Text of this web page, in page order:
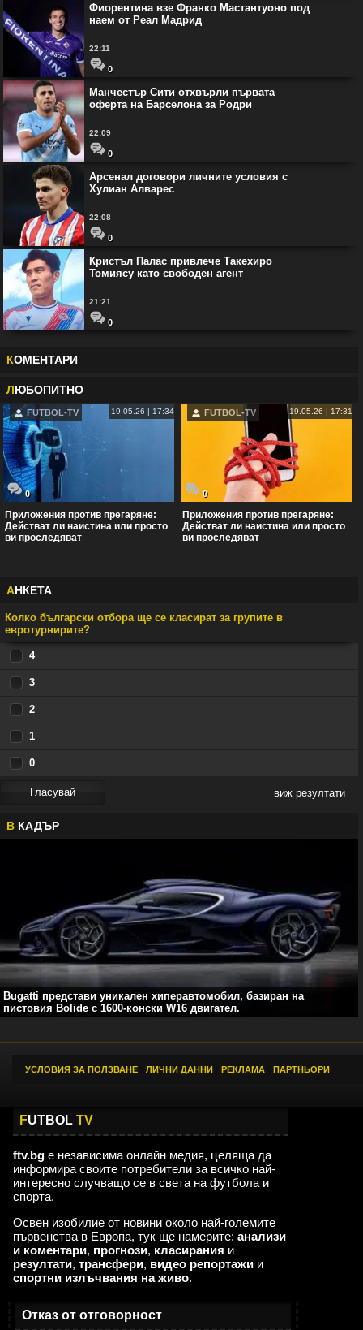
Фиорентина взе Франко Мастантуоно под
наем от Реал Мадрид
22:11
0
Манчестър Сити отхвърли първата
оферта на Барселона за Родри
22:09
0
Арсенал договори личните условия с
Хулиан Алварес
22:08
0
Кристъл Палас привлече Такехиро
Томиясу като свободен агент
21:21
0
КОМЕНТАРИ
ЛЮБОПИТНО
FUTBOL-TV 19.05.26 | 17:34
0
Приложения против прегаряне:
Действат ли наистина или просто
ви проследяват
FUTBOL-TV 19.05.26 | 17:31
0
Приложения против прегаряне:
Действат ли наистина или просто
ви проследяват
АНКЕТА
Колко български отбора ще се класират за групите в
евротурнирите?
4
3
2
1
0
виж резултати
В КАДЪР
Bugatti представи уникален хиперавтомобил, базиран на
пистовия Bolide с 1600-конски W16 двигател.
УСЛОВИЯ ЗА ПОЛЗВАНЕ ЛИЧНИ ДАННИ РЕКЛАМА ПАРТНЬОРИ
FUTBOL TV
ftv.bg е независима онлайн медия, целяща да
информира своите потребители за всичко най-
интересно случващо се в света на футбола и
спорта.
Освен изобилие от новини около най-големите
първенства в Европа, тук ще намерите: анализи
и коментари, прогнози, класирания и
резултати, трансфери, видео репортажи и
спортни излъчвания на живо.
Отказ от отговорност